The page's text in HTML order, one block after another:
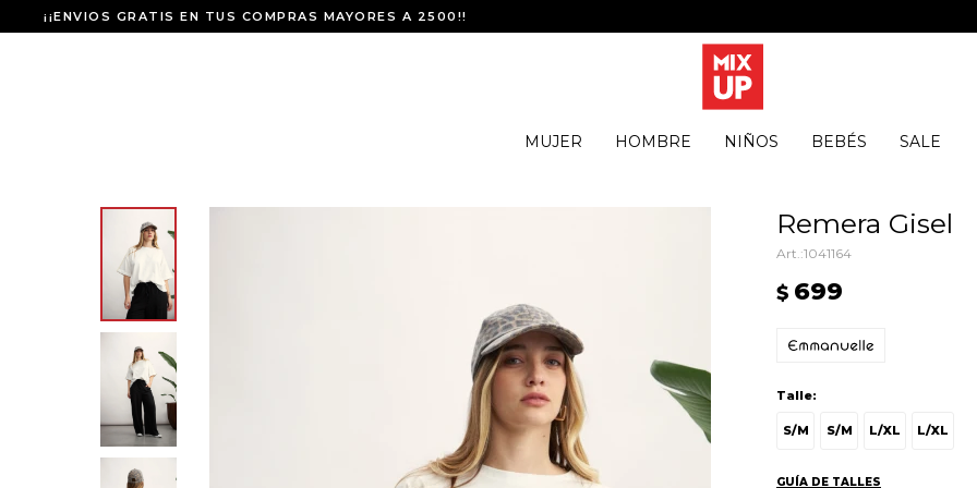
MUJER HOMBRE NIÑOS BEBÉS SALE
¡¡ENVIOS GRATIS EN TUS COMPRAS MAYORES A 2500!!
Remera Gisel
1041164
$ 699
Talle:
S/M S/M L/XL L/XL
GUÍA DE TALLES